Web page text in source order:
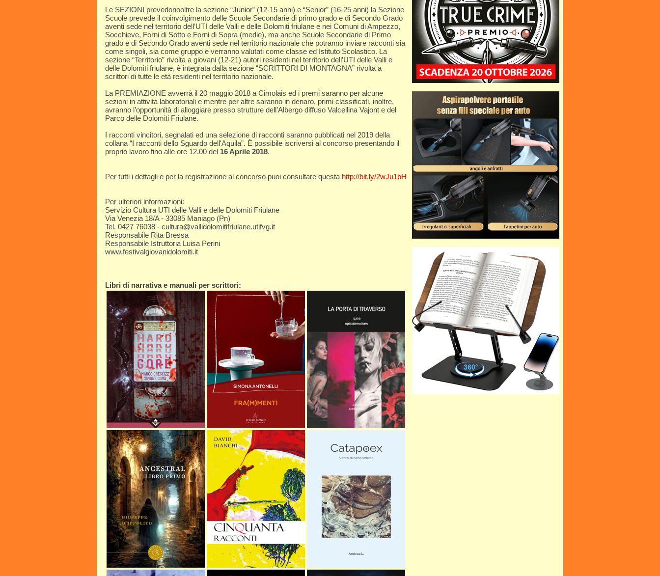
Le SEZIONI prevedonooltre la sezione “Junior” (12-15 anni) e “Senior” (16-25 anni) la Sezione
Scuole prevede il coinvolgimento delle Scuole Secondarie di primo grado e di Secondo Grado
aventi sede nel territorio dell’UTI delle Valli e delle Dolomiti friulane e nei Comuni di Ampezzo,
Socchieve, Forni di Sotto e Forni di Sopra (medie), ma anche Scuole Secondarie di Primo
grado e di Secondo Grado aventi sede nel territorio nazionale che potranno inviare racconti sia
come singoli, sia come gruppo e verranno valutati come classe ed Istituto Scolastico. La
sezione “Territorio” rivolta a giovani (12-21) autori residenti nel territorio dell’UTI delle Valli e
delle Dolomiti friulane, è integrata dalla sezione “SCRITTORI DI MONTAGNA” rivolta a
scrittori di tutte le età residenti nel territorio nazionale.
La PREMIAZIONE avverrà il 20 maggio 2018 a Cimolais ed i premi saranno per alcune
sezioni in attività laboratoriali e mentre per altre saranno in denaro, primi classificati, inoltre,
avranno l’opportunità di alloggiare presso strutture dell’Albergo diffuso Valcellina Vajont e del
Parco delle Dolomiti Friulane.
I racconti vincitori, segnalati ed una selezione di racconti saranno pubblicati nel 2019 della
collana “I racconti dello Sguardo dell'Aquila”. È possibile iscriversi al concorso presentando il
proprio lavoro fino alle ore 12.00 del 16 Aprile 2018.
Per tutti i dettagli e per la registrazione al concorso puoi consultare questa http://bit.ly/2wJu1bH
Per ulteriori informazioni:
Servizio Cultura UTI delle Valli e delle Dolomiti Friulane
Via Venezia 18/A - 33085 Maniago (Pn)
Tel. 0427 76038 - cultura@vallidolomitifriulane.utifvg.it
Responsabile Rita Bressa
Responsabile Istruttoria Luisa Perini
www.festivalgiovanidolomiti.it
Libri di narrativa e manuali per scrittori: